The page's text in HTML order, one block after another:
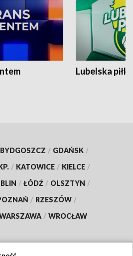
Lubelska piłka
BYDGOSZCZ / GDAŃSK /
/ KATOWICE / KIELCE /
/ ŁÓDŹ / OLSZTYN /
/ RZESZÓW /
/ WROCŁAW